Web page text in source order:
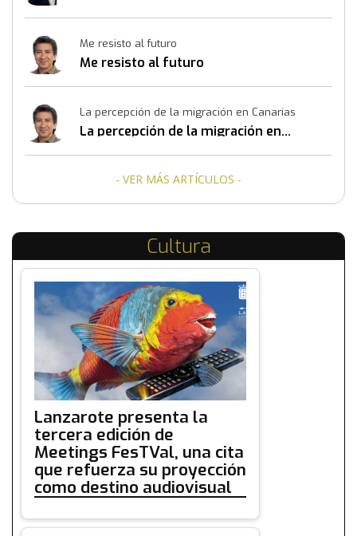
Me resisto al futuro
Me resisto al futuro
La percepción de la migración en Canarias
La percepción de la migración en
- VER MÁS ARTÍCULOS -
Cultura
Lanzarote presenta la
tercera edición de
Meetings FesTVal, una cita
que refuerza su proyección
como destino audiovisual